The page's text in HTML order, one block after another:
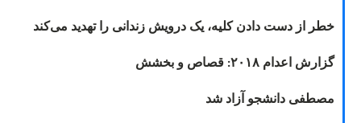
خطر از دست دادن کلیه، یک درویش زندانی را تهدید می‌کند
گزارش اعدام ۲۰۱۸: قصاص و بخشش
مصطفی دانشجو آزاد شد